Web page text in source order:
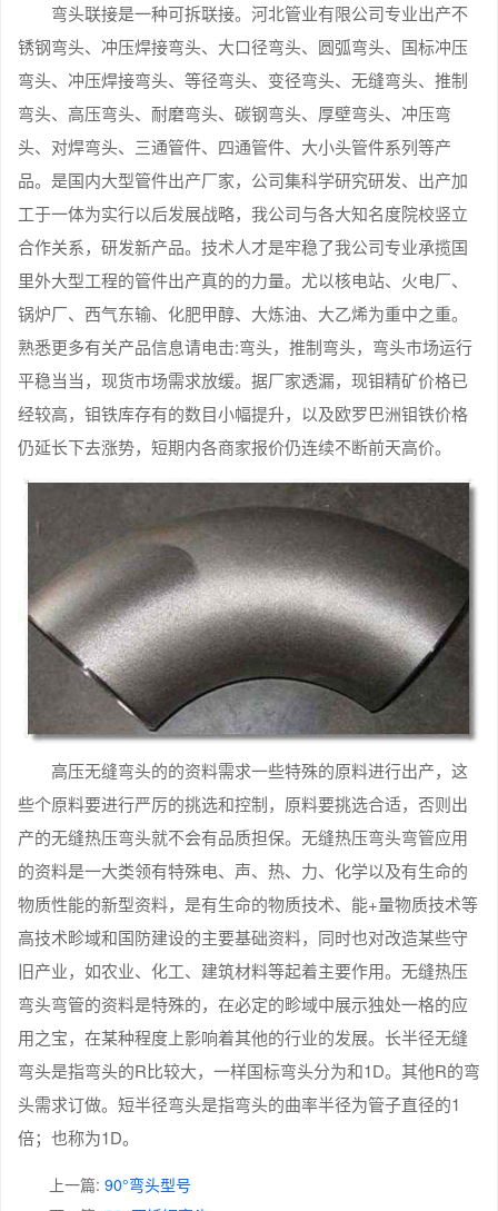
弯头联接是一种可拆联接。河北管业有限公司专业出产不
锈钢弯头、冲压焊接弯头、大口径弯头、圆弧弯头、国标冲压
弯头、冲压焊接弯头、等径弯头、变径弯头、无缝弯头、推制
弯头、高压弯头、耐磨弯头、碳钢弯头、厚壁弯头、冲压弯
头、对焊弯头、三通管件、四通管件、大小头管件系列等产
品。是国内大型管件出产厂家，公司集科学研究研发、出产加
工于一体为实行以后发展战略，我公司与各大知名度院校竖立
合作关系，研发新产品。技术人才是牢稳了我公司专业承揽国
里外大型工程的管件出产真的的力量。尤以核电站、火电厂、
锅炉厂、西气东输、化肥甲醇、大炼油、大乙烯为重中之重。
熟悉更多有关产品信息请电击:弯头，推制弯头，弯头市场运行
平稳当当，现货市场需求放缓。据厂家透漏，现钼精矿价格已
经较高，钼铁库存有的数目小幅提升，以及欧罗巴洲钼铁价格
仍延长下去涨势，短期内各商家报价仍连续不断前天高价。
高压无缝弯头的的资料需求一些特殊的原料进行出产，这
些个原料要进行严厉的挑选和控制，原料要挑选合适，否则出
产的无缝热压弯头就不会有品质担保。无缝热压弯头弯管应用
的资料是一大类领有特殊电、声、热、力、化学以及有生命的
物质性能的新型资料，是有生命的物质技术、能+量物质技术等
高技术畛域和国防建设的主要基础资料，同时也对改造某些守
旧产业，如农业、化工、建筑材料等起着主要作用。无缝热压
弯头弯管的资料是特殊的，在必定的畛域中展示独处一格的应
用之宝，在某种程度上影响着其他的行业的发展。长半径无缝
弯头是指弯头的R比较大，一样国标弯头分为和1D。其他R的弯
头需求订做。短半径弯头是指弯头的曲率半径为管子直径的1
倍；也称为1D。
上一篇: 90°弯头型号